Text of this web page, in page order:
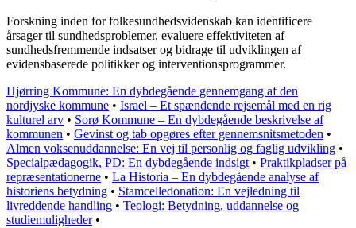
Forskning inden for folkesundhedsvidenskab kan identificere
årsager til sundhedsproblemer, evaluere effektiviteten af
sundhedsfremmende indsatser og bidrage til udviklingen af
evidensbaserede politikker og interventionsprogrammer.
Hjørring Kommune: En dybdegående gennemgang af den
nordjyske kommune • Israel – Et spændende rejsemål med en rig
kulturel arv • Sorø Kommune – En dybdegående beskrivelse af
kommunen • Gevinst og tab opgøres efter gennemsnitsmetoden •
Almen voksenuddannelse: En vej til personlig og faglig udvikling •
Specialpædagogik, PD: En dybdegående indsigt • Praktikpladser på
repræsentationerne • La Historia – En dybdegående analyse af
historiens betydning • Stamcelledonation: En vejledning til
livreddende handling • Teologi: Betydning, uddannelse og
studiemuligheder•